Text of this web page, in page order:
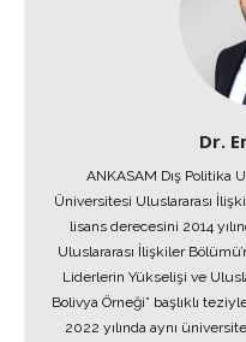
Dr.
ANKASAM Dış Politika
Üniversitesi Uluslararası
lisans derecesini 2014
Uluslararası İlişkiler
Liderlerin Yükselişi ve
Bolivya Örneği” başlıklı
2022 yılında aynı